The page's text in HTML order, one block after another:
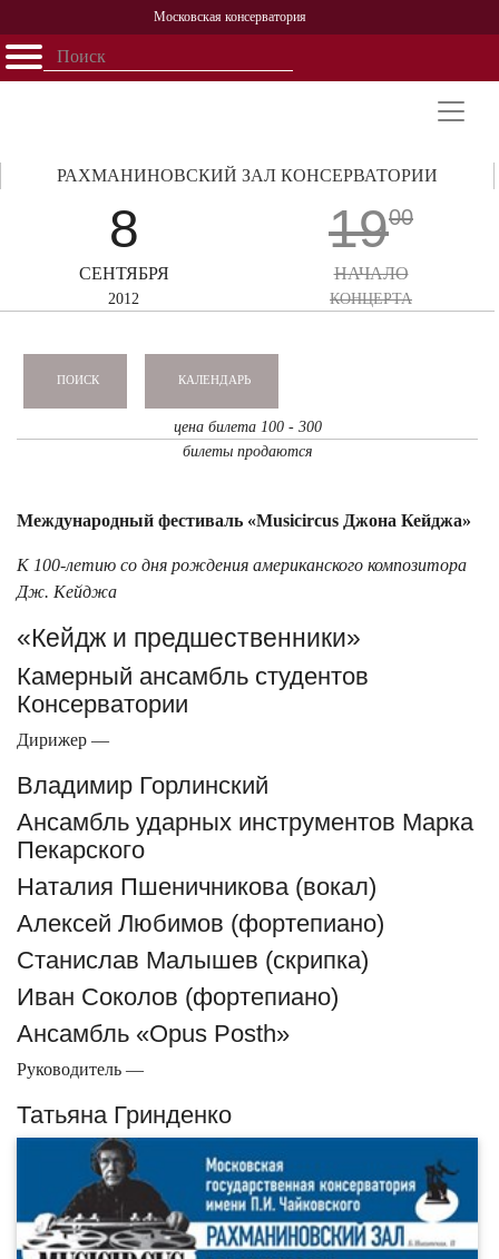
Московская консерватория
Открыть - закрыть
Персоналии
История
8
СЕНТЯБРЯ
2012
РАХМАНИНОВСКИЙ ЗАЛ КОНСЕРВАТОРИИ
1900
НАЧАЛО
КОНЦЕРТА
ПОИСК КАЛЕНДАРЬ
цена билета 100 - 300
билеты продаются
Международный фестиваль «Musicircus Джона Кейджа»
К 100-летию со дня рождения американского композитора
Дж. Кейджа
«Кейдж и предшественники»
Камерный ансамбль студентов
Консерватории
Дирижер —
Владимир Горлинский
Ансамбль ударных инструментов Марка
Пекарского
Наталия Пшеничникова (вокал)
Алексей Любимов (фортепиано)
Станислав Малышев (скрипка)
Иван Соколов (фортепиано)
Ансамбль «Opus Posth»
Руководитель —
Татьяна Гринденко